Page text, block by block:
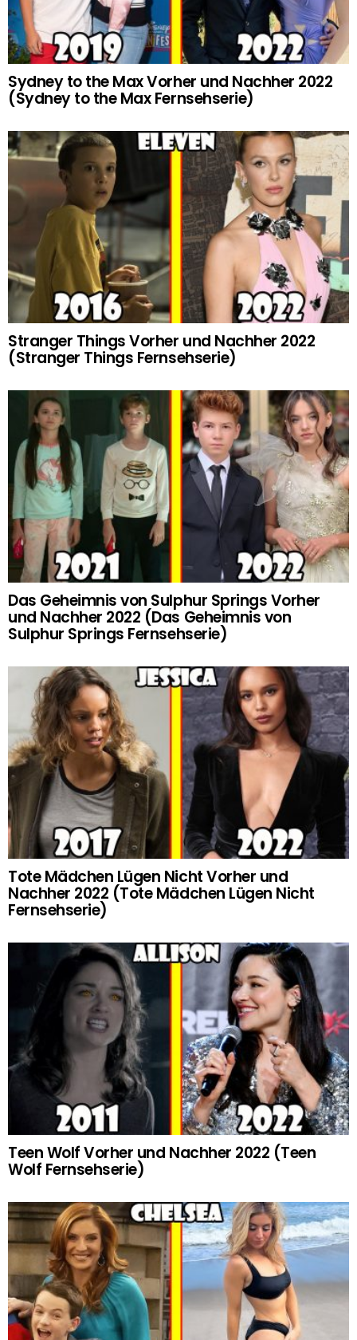
Sydney to the Max Vorher und Nachher 2022
(Sydney to the Max Fernsehserie)
Stranger Things Vorher und Nachher 2022
(Stranger Things Fernsehserie)
Das Geheimnis von Sulphur Springs Vorher
und Nachher 2022 (Das Geheimnis von
Sulphur Springs Fernsehserie)
Tote Mädchen Lügen Nicht Vorher und
Nachher 2022 (Tote Mädchen Lügen Nicht
Fernsehserie)
Teen Wolf Vorher und Nachher 2022 (Teen
Wolf Fernsehserie)